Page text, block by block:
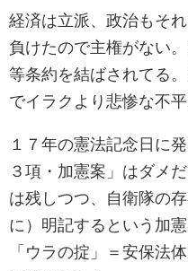
経済は立派、政治もそ
負けたので主権がない
等条約を結ばされてる
でイラクより悲惨な不平
１７年の憲法記念日に
３項・加憲案」はダメ
は残しつつ、自衛隊の
に）明記するという加
「ウラの掟」＝安保法